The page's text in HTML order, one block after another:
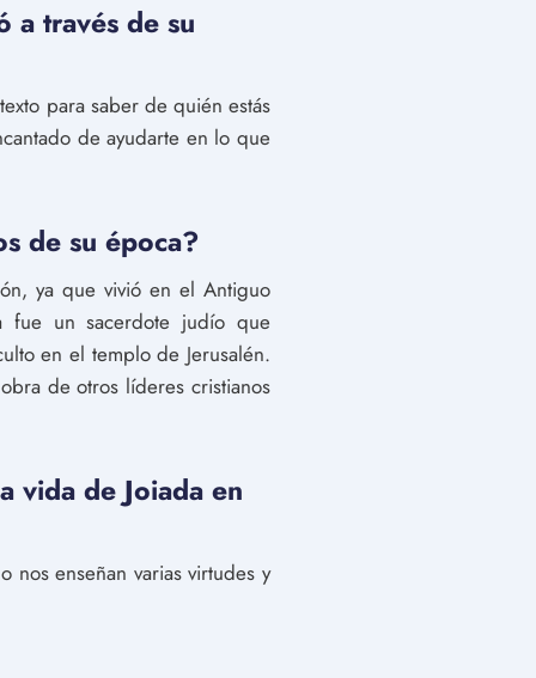
a través de su
para saber de quién estás
de ayudarte en lo que
de su época?
ya que vivió en el Antiguo
fue un sacerdote judío que
en el templo de Jerusalén.
de otros líderes cristianos
vida de Joiada en
nos enseñan varias virtudes y